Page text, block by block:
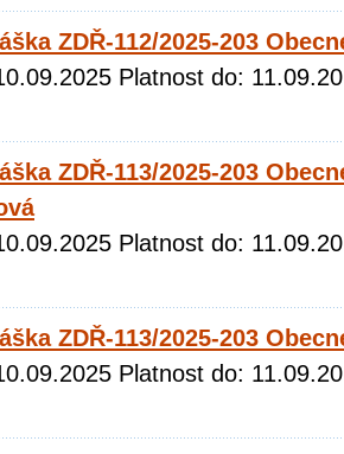
ZDŘ-112/2025-203
Platnost do:
ZDŘ-113/2025-203
Platnost do:
ZDŘ-113/2025-203
Platnost do: